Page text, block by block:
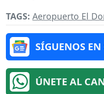
TAGS: Aeropuerto El
SÍGUENOS
ÚNETE AL